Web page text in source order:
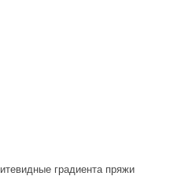
градиента пряжи